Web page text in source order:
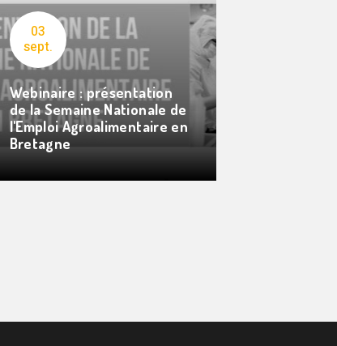
03
sept.
Webinaire : présentation
de la Semaine Nationale de
l'Emploi Agroalimentaire en
Bretagne